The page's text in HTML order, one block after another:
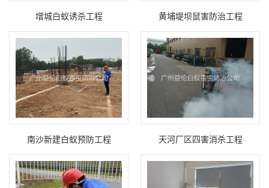
增城白蚁诱杀工程 黄埔堤坝鼠害防治工程
南沙新建白蚁预防工程 天河厂区四害消杀工程